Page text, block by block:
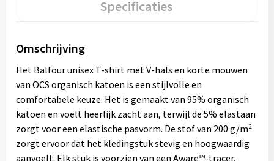
Specificaties
Omschrijving
Het Balfour unisex T-shirt met V-hals en korte mouwen
van OCS organisch katoen is een stijlvolle en
comfortabele keuze. Het is gemaakt van 95% organisch
katoen en voelt heerlijk zacht aan, terwijl de 5% elastaan
zorgt voor een elastische pasvorm. De stof van 200 g/m²
zorgt ervoor dat het kledingstuk stevig en hoogwaardig
aanvoelt. Elk stuk is voorzien van een Aware™-tracer,